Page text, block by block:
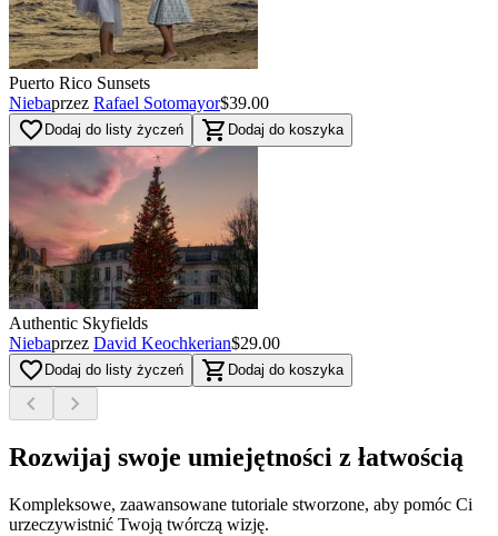
Puerto Rico Sunsets
Niebaprzez Rafael Sotomayor$39.00
favorite_border Dodaj do listy życzeń shopping_cart Dodaj do koszyka
Authentic Skyfields
Niebaprzez David Keochkerian$29.00
favorite_border Dodaj do listy życzeń shopping_cart Dodaj do koszyka
chevron_left chevron_right
Rozwijaj swoje umiejętności z łatwością
Kompleksowe, zaawansowane tutoriale stworzone, aby pomóc Ci
urzeczywistnić Twoją twórczą wizję.